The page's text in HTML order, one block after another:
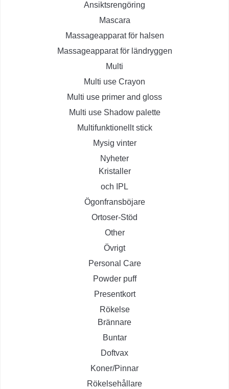
Ansiktsrengöring
Mascara
Massageapparat för halsen
Massageapparat för ländryggen
Multi
Multi use Crayon
Multi use primer and gloss
Multi use Shadow palette
Multifunktionellt stick
Mysig vinter
Nyheter
Kristaller
och IPL
Ögonfransböjare
Ortoser-Stöd
Other
Övrigt
Personal Care
Powder puff
Presentkort
Rökelse
Brännare
Buntar
Doftvax
Koner/Pinnar
Rökelsehållare